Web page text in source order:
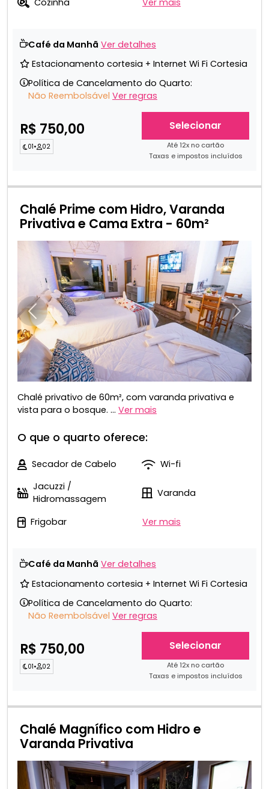
Café da Manhã Ver detalhes
Estacionamento cortesia + Internet Wi Fi Cortesia
Política de Cancelamento do Quarto:
Não Reembolsável Ver regras
R$ 750,00
01• 02
Selecionar
Até 12x no cartão
Taxas e impostos incluídos
Chalé Prime com Hidro, Varanda
Privativa e Cama Extra - 60m²
Anterior
Chalé privativo de 60m², com varanda privativa e
vista para o bosque. ... Ver mais
O que o quarto oferece:
Secador de Cabelo
Wi-fi
Jacuzzi /
Hidromassagem
Varanda
Frigobar Ver mais
Café da Manhã Ver detalhes
Estacionamento cortesia + Internet Wi Fi Cortesia
Política de Cancelamento do Quarto:
Não Reembolsável Ver regras
R$ 750,00
01• 02
Selecionar
Até 12x no cartão
Taxas e impostos incluídos
Chalé Magnífico com Hidro e
Varanda Privativa